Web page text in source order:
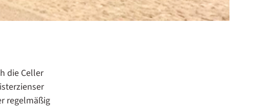
die Celler
regelmäßig